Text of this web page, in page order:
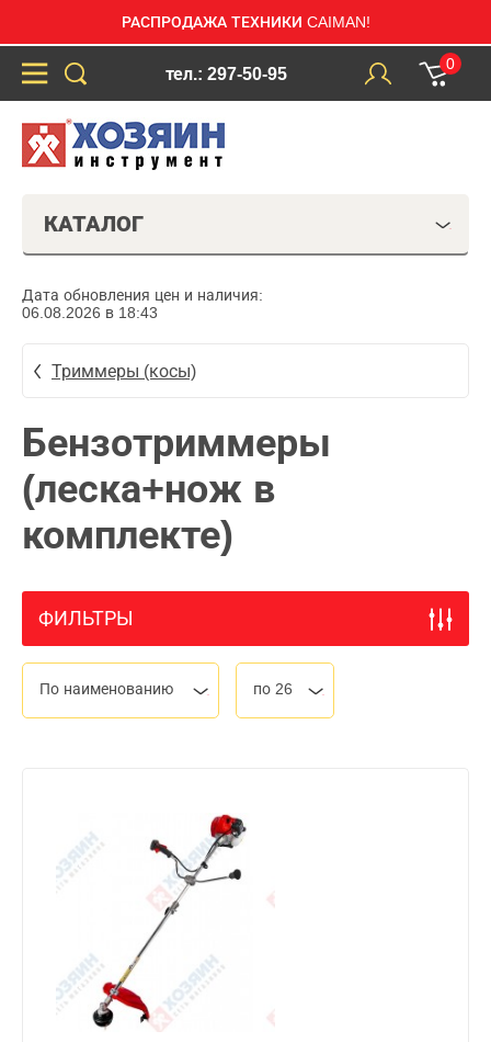
РАСПРОДАЖА ТЕХНИКИ CAIMAN!
тел.: 297-50-95
0
КАТАЛОГ
Дата обновления цен и наличия:
06.08.2026 в 18:43
Триммеры (косы)
Бензотриммеры
(леска+нож в
комплекте)
ФИЛЬТРЫ
По наименованию по 26